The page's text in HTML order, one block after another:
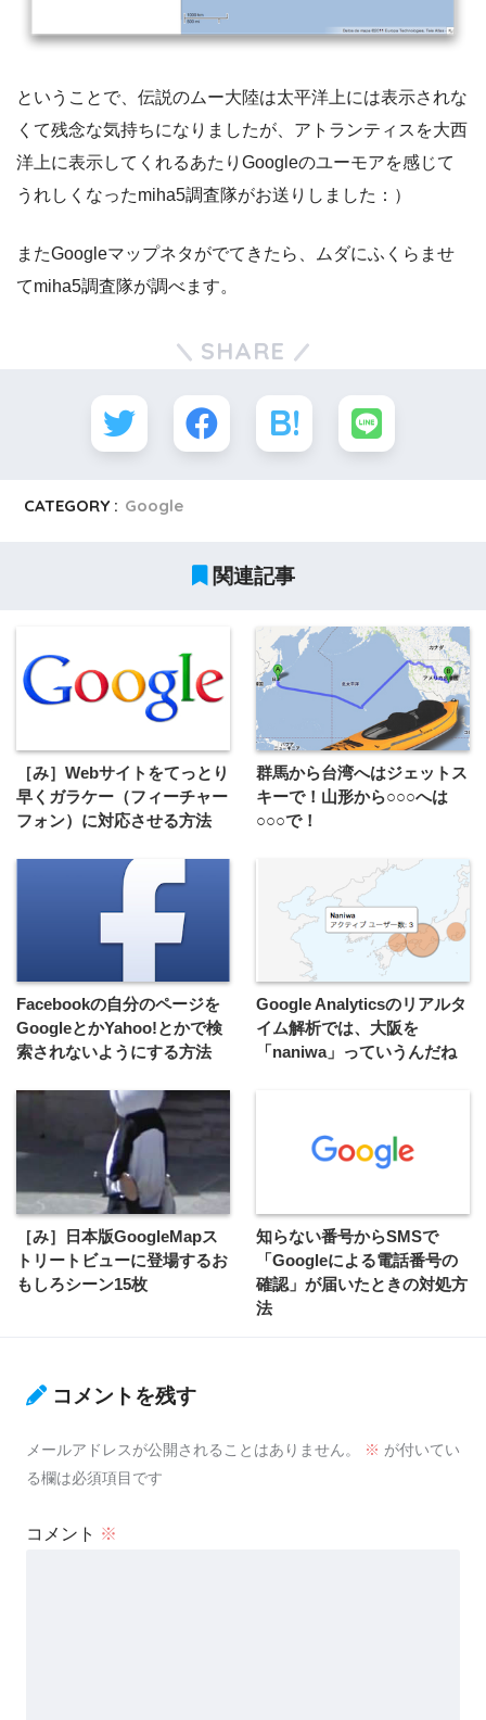
ということで、伝説のムー大陸は太平洋上には表示されな
くて残念な気持ちになりましたが、アトランティスを大西
洋上に表示してくれるあたりGoogleのユーモアを感じて
うれしくなったmiha5調査隊がお送りしました：）
またGoogleマップネタがでてきたら、ムダにふくらませ
てmiha5調査隊が調べます。
SHARE
CATEGORY : Google
関連記事
［み］Webサイトをてっとり
早くガラケー（フィーチャー
フォン）に対応させる方法
群馬から台湾へはジェットス
キーで！山形から○○○へは
○○○で！
Facebookの自分のページを
GoogleとかYahoo!とかで検
索されないようにする方法
Google Analyticsのリアルタ
イム解析では、大阪を
「naniwa」っていうんだね
［み］日本版GoogleMapス
トリートビューに登場するお
もしろシーン15枚
知らない番号からSMSで
「Googleによる電話番号の
確認」が届いたときの対処方
法
コメントを残す
メールアドレスが公開されることはありません。 ※ が付いてい
る欄は必須項目です
コメント ※